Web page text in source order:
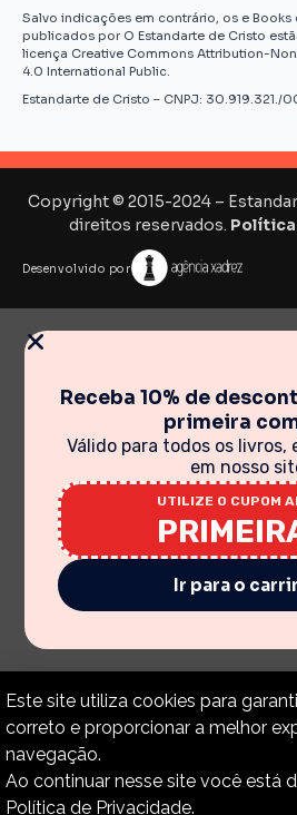
Salvo indicações em contrário, os e
publicados por O Estandarte de Cristo
licença Creative Commons Attribution-
4.0 International Public.
Estandarte de Cristo – CNPJ: 30.919.321./
Copyright © 2015-2024 –
direitos reservados.
Desenvolvido por
Receba 10% de
primeira
Válido para todos os livros,
em nosso
UTILIZE O CUPOM
Ir para o
Este site utiliza cookies para
correto e proporcionar a melhor
navegação.
Ao continuar nesse site você está
Política de Privacidade.